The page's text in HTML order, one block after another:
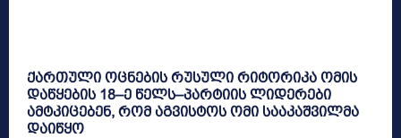
ქართული ოცნების რუსული რიტორიკა ომის
დაწყების 18–ე წელს–პარტიის ლიდერები
ამტკიცებენ, რომ აგვისტოს ომი სააკაშვილმა
დაიწყო